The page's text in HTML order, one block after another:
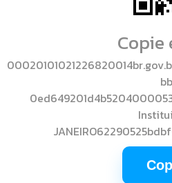
Copie